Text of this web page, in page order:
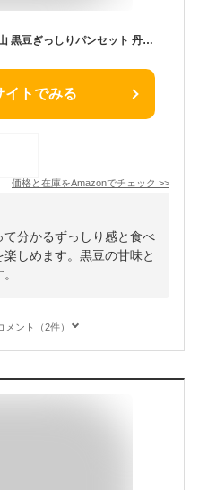
[丹波篠山の黒豆 たむらや] 丹波篠山 黒豆ぎっしりパンセット 丹波篠山産の黒豆ぎっしり 美味しい食パン 1斤、丹波篠山産の黒豆ぎっしり 黒豆ぎっしりバケット ハーフ1本、丹波篠山 黒豆あんぱん 2個、丹波篠山 黒豆ごろごろ 2個
イトでみる
価格と在庫をAmazonでチェック >>
分かるずっしり感と食べ
しめます。黒豆の甘味と
ント（2件）